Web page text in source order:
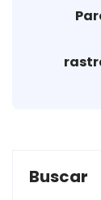
Buscar